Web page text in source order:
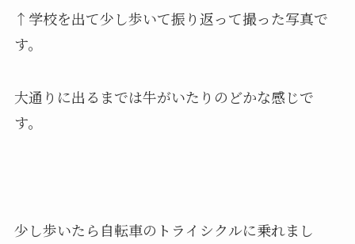
↑学校を出て少し歩いて振り返って撮った写真で
す。
大通りに出るまでは牛がいたりのどかな感じで
す。
少し歩いたら自転車のトライシクルに乗れまし